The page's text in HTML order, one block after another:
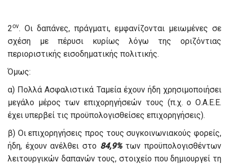
2ον. Οι δαπάνες, πράγματι, εμφανίζονται μειωμένες σε
σχέση με πέρυσι κυρίως λόγω της οριζόντιας
περιοριστικής εισοδηματικής πολιτικής.
Όμως:
α) Πολλά Ασφαλιστικά Ταμεία έχουν ήδη χρησιμοποιήσει
μεγάλο μέρος των επιχορηγήσεών τους (π.χ. ο Ο.Α.Ε.Ε.
έχει υπερβεί τις προϋπολογισθείσες επιχορηγήσεις).
β) Οι επιχορηγήσεις προς τους συγκοινωνιακούς φορείς,
ήδη, έχουν ανέλθει στο 84,9%των προϋπολογισθέντων
λειτουργικών δαπανών τους, στοιχείο που δημιουργεί τη